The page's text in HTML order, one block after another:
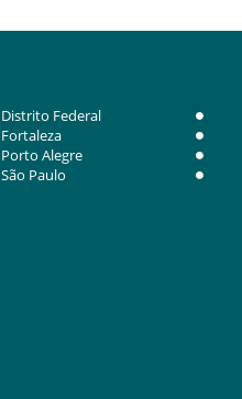
Distrito Federal
Fortaleza
Porto Alegre
São Paulo